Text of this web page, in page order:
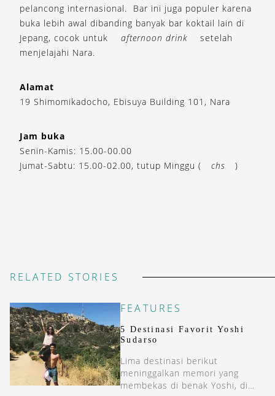
pelancong internasional. Bar ini juga populer karena
buka lebih awal dibanding banyak bar koktail lain di
Jepang, cocok untuk
afternoon drink
setelah
menjelajahi Nara.
Alamat
19 Shimomikadocho, Ebisuya Building 101, Nara
Jam buka
Senin-Kamis: 15.00-00.00
Jumat-Sabtu: 15.00-02.00, tutup Minggu (
chs )
RELATED STORIES
FEATURES
5 Destinasi Favorit Yoshi
Sudarso
Lima destinasi berikut
meninggalkan memori yang
membekas di benak Yoshi, di